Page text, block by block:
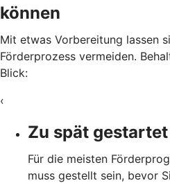
können
Mit etwas Vorbereitung lassen
Förderprozess vermeiden.
Blick:
‹
Zu spät gestartet
Für die meisten
muss gestellt sein, bevor